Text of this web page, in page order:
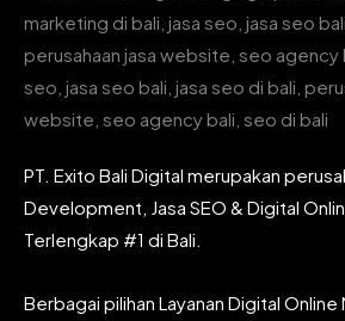
PT. Exito Bali Digital merupakan
Development, Jasa SEO & Digital
Terlengkap #1 di Bali.
Berbagai pilihan Layanan Digital